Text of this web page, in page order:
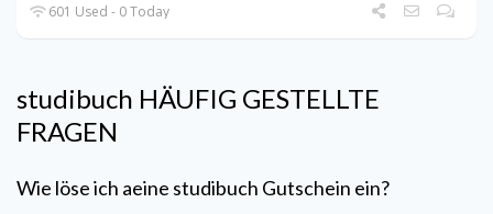
601 Used - 0 Today
studibuch HÄUFIG GESTELLTE
FRAGEN
Wie löse ich aeine studibuch Gutschein ein?